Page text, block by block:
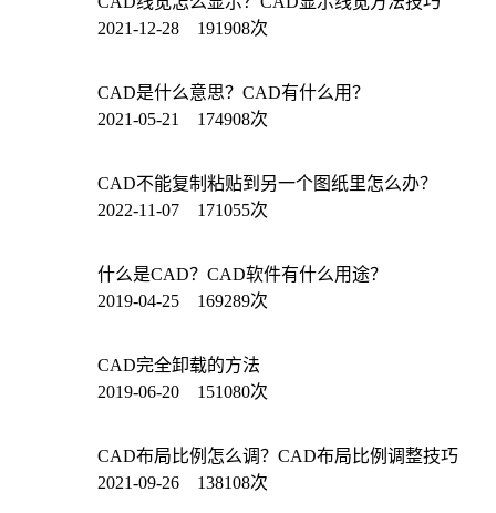
2021-12-28 191908次
CAD是什么意思？CAD有什么用？
2021-05-21 174908次
CAD不能复制粘贴到另一个图纸里怎么办？
2022-11-07 171055次
什么是CAD？CAD软件有什么用途？
2019-04-25 169289次
CAD完全卸载的方法
2019-06-20 151080次
CAD布局比例怎么调？CAD布局比例调整技巧
2021-09-26 138108次